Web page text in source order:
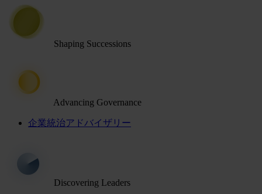
Shaping Successions
Advancing Governance
企業統治アドバイザリー
Discovering Leaders